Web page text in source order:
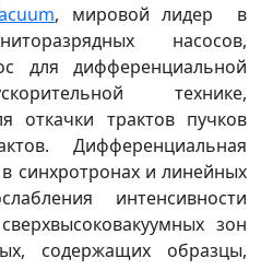
, мировой лидер в
насосов,
для дифференциальной
технике,
откачки трактов пучков
Дифференциальная
синхротронах и линейных
интенсивности
зон
содержащих образцы,